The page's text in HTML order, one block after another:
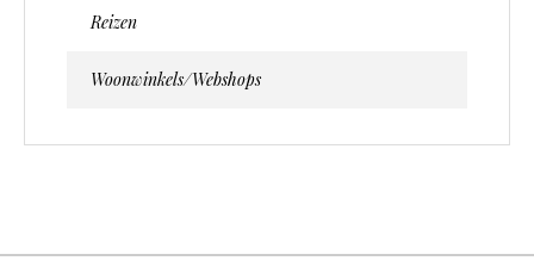
Reizen
Woonwinkels/webshops